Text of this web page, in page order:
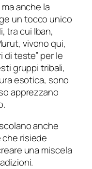
anche la
un tocco unico
tra cui Iban,
vivono qui,
di teste” per le
gruppi tribali,
esotica, sono
apprezzano
anche
risiede
una miscela